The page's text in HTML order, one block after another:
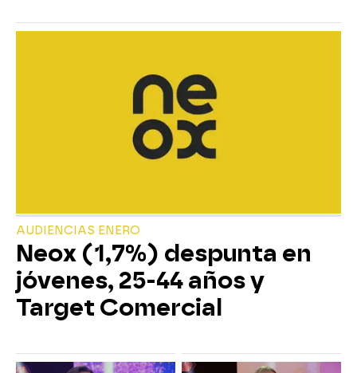
AUDIENCIAS ENERO
Neox (1,7%) despunta en
jóvenes, 25-44 años y
Target Comercial